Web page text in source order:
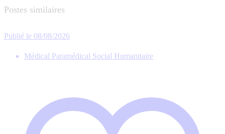
Postes similaires
Publié le 08/08/2026
Médical Paramédical Social Humanitaire